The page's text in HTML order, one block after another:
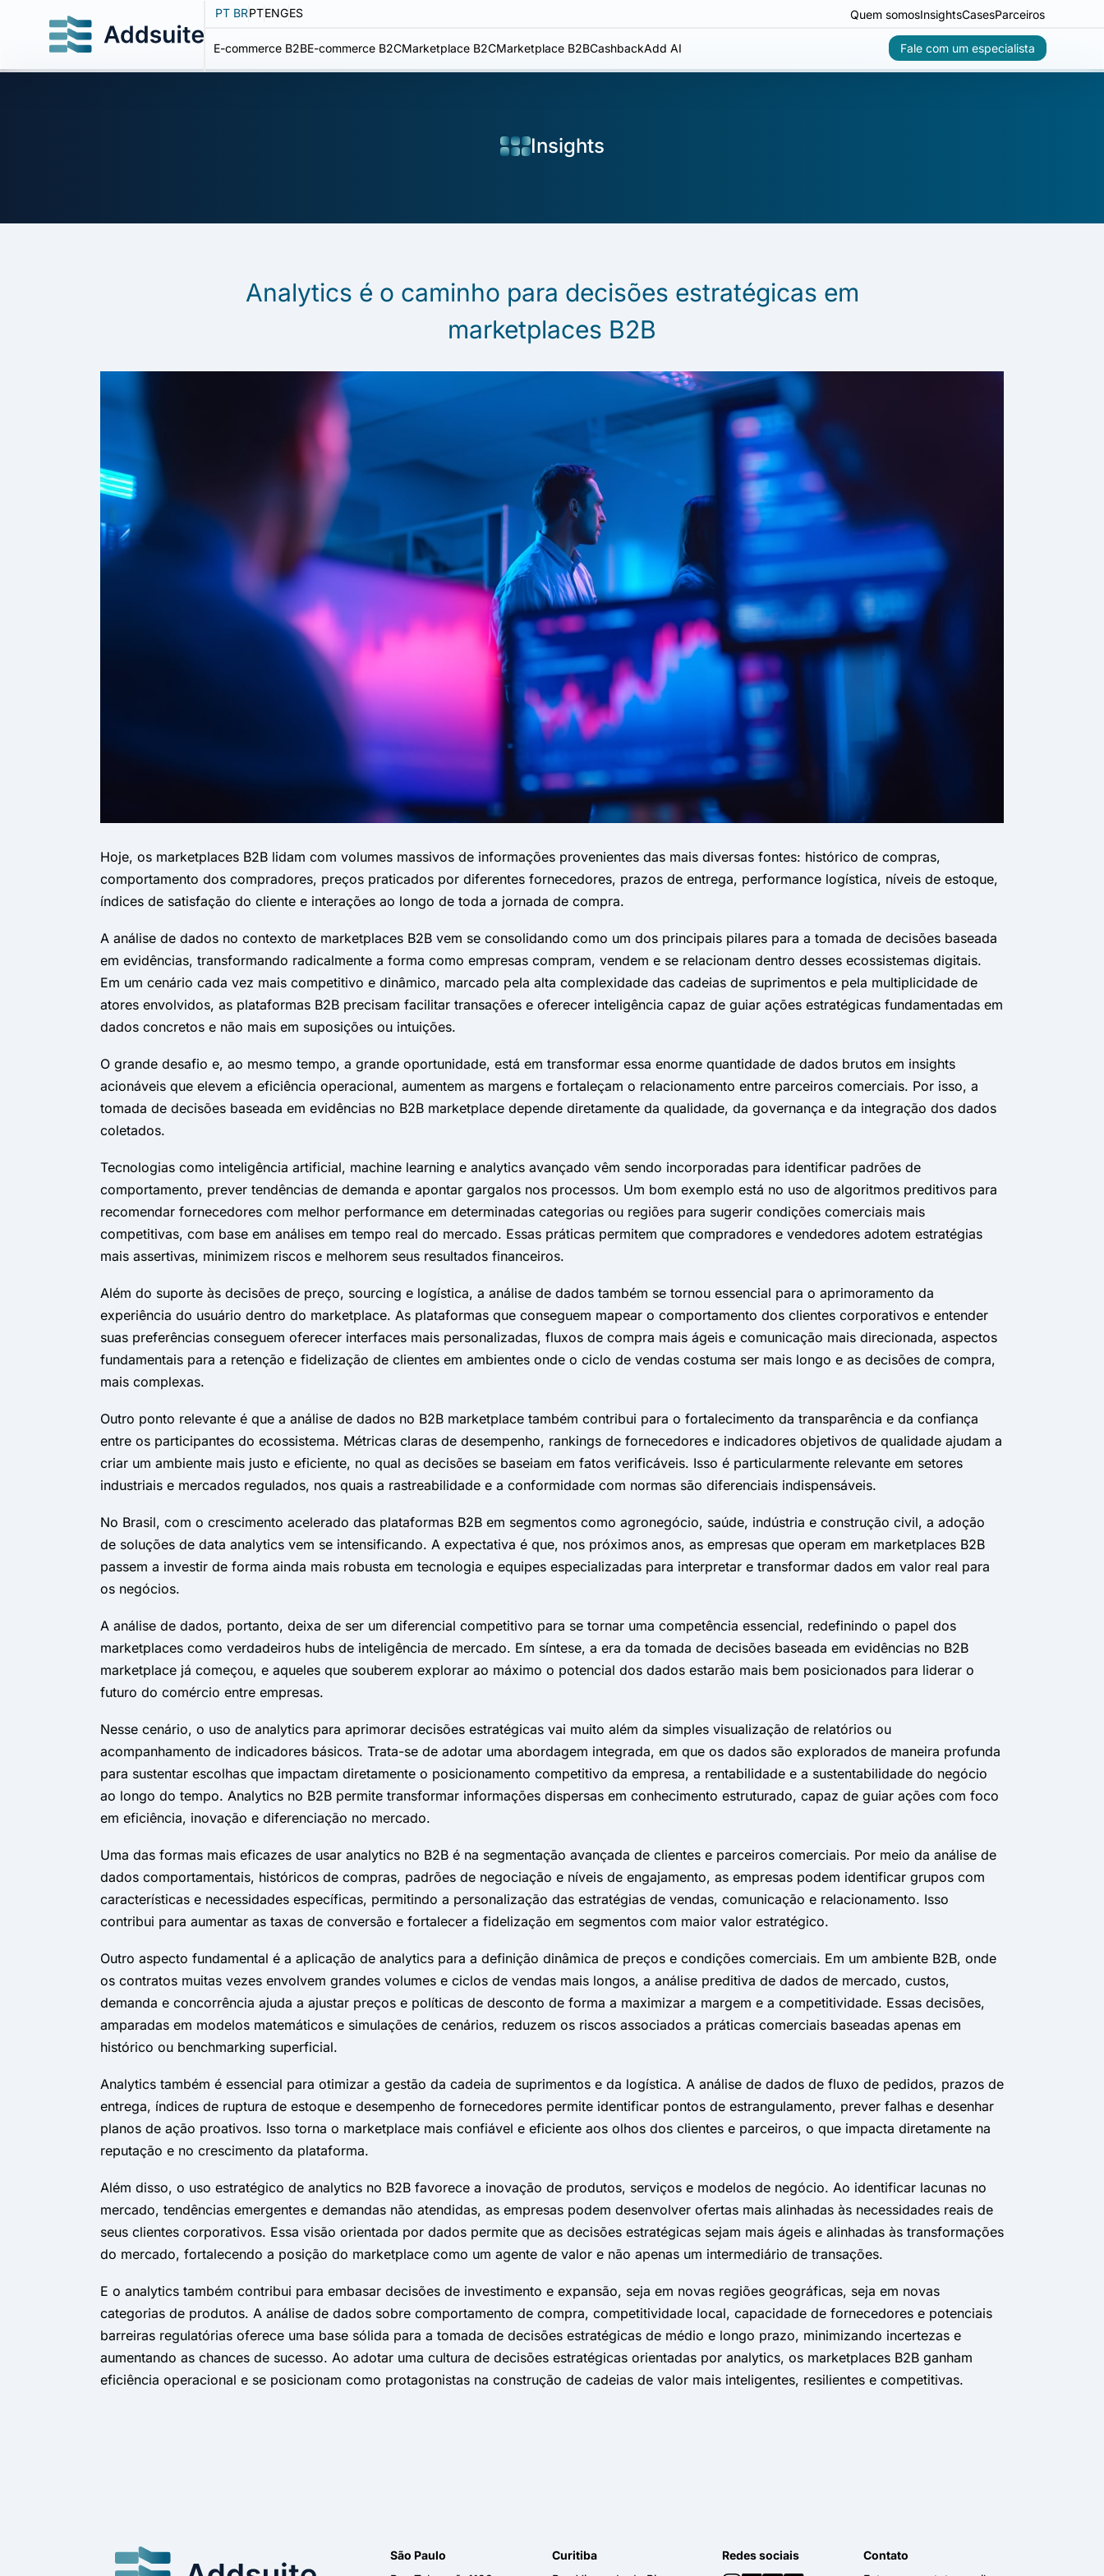
PT BRPTENGES Quem somosInsightsCasesParceiros
E-commerce B2BE-commerce B2CMarketplace B2CMarketplace B2BCashbackAdd AI Fale com um especialista
Insights
Analytics é o caminho para decisões estratégicas em
marketplaces B2B
Hoje, os marketplaces B2B lidam com volumes massivos de informações provenientes das mais diversas fontes: histórico de compras,
comportamento dos compradores, preços praticados por diferentes fornecedores, prazos de entrega, performance logística, níveis de estoque,
índices de satisfação do cliente e interações ao longo de toda a jornada de compra.
A análise de dados no contexto de marketplaces B2B vem se consolidando como um dos principais pilares para a tomada de decisões baseada
em evidências, transformando radicalmente a forma como empresas compram, vendem e se relacionam dentro desses ecossistemas digitais.
Em um cenário cada vez mais competitivo e dinâmico, marcado pela alta complexidade das cadeias de suprimentos e pela multiplicidade de
atores envolvidos, as plataformas B2B precisam facilitar transações e oferecer inteligência capaz de guiar ações estratégicas fundamentadas em
dados concretos e não mais em suposições ou intuições.
O grande desafio e, ao mesmo tempo, a grande oportunidade, está em transformar essa enorme quantidade de dados brutos em insights
acionáveis que elevem a eficiência operacional, aumentem as margens e fortaleçam o relacionamento entre parceiros comerciais. Por isso, a
tomada de decisões baseada em evidências no B2B marketplace depende diretamente da qualidade, da governança e da integração dos dados
coletados.
Tecnologias como inteligência artificial, machine learning e analytics avançado vêm sendo incorporadas para identificar padrões de
comportamento, prever tendências de demanda e apontar gargalos nos processos. Um bom exemplo está no uso de algoritmos preditivos para
recomendar fornecedores com melhor performance em determinadas categorias ou regiões para sugerir condições comerciais mais
competitivas, com base em análises em tempo real do mercado. Essas práticas permitem que compradores e vendedores adotem estratégias
mais assertivas, minimizem riscos e melhorem seus resultados financeiros.
Além do suporte às decisões de preço, sourcing e logística, a análise de dados também se tornou essencial para o aprimoramento da
experiência do usuário dentro do marketplace. As plataformas que conseguem mapear o comportamento dos clientes corporativos e entender
suas preferências conseguem oferecer interfaces mais personalizadas, fluxos de compra mais ágeis e comunicação mais direcionada, aspectos
fundamentais para a retenção e fidelização de clientes em ambientes onde o ciclo de vendas costuma ser mais longo e as decisões de compra,
mais complexas.
Outro ponto relevante é que a análise de dados no B2B marketplace também contribui para o fortalecimento da transparência e da confiança
entre os participantes do ecossistema. Métricas claras de desempenho, rankings de fornecedores e indicadores objetivos de qualidade ajudam a
criar um ambiente mais justo e eficiente, no qual as decisões se baseiam em fatos verificáveis. Isso é particularmente relevante em setores
industriais e mercados regulados, nos quais a rastreabilidade e a conformidade com normas são diferenciais indispensáveis.
No Brasil, com o crescimento acelerado das plataformas B2B em segmentos como agronegócio, saúde, indústria e construção civil, a adoção
de soluções de data analytics vem se intensificando. A expectativa é que, nos próximos anos, as empresas que operam em marketplaces B2B
passem a investir de forma ainda mais robusta em tecnologia e equipes especializadas para interpretar e transformar dados em valor real para
os negócios.
A análise de dados, portanto, deixa de ser um diferencial competitivo para se tornar uma competência essencial, redefinindo o papel dos
marketplaces como verdadeiros hubs de inteligência de mercado. Em síntese, a era da tomada de decisões baseada em evidências no B2B
marketplace já começou, e aqueles que souberem explorar ao máximo o potencial dos dados estarão mais bem posicionados para liderar o
futuro do comércio entre empresas.
Nesse cenário, o uso de analytics para aprimorar decisões estratégicas vai muito além da simples visualização de relatórios ou
acompanhamento de indicadores básicos. Trata-se de adotar uma abordagem integrada, em que os dados são explorados de maneira profunda
para sustentar escolhas que impactam diretamente o posicionamento competitivo da empresa, a rentabilidade e a sustentabilidade do negócio
ao longo do tempo. Analytics no B2B permite transformar informações dispersas em conhecimento estruturado, capaz de guiar ações com foco
em eficiência, inovação e diferenciação no mercado.
Uma das formas mais eficazes de usar analytics no B2B é na segmentação avançada de clientes e parceiros comerciais. Por meio da análise de
dados comportamentais, históricos de compras, padrões de negociação e níveis de engajamento, as empresas podem identificar grupos com
características e necessidades específicas, permitindo a personalização das estratégias de vendas, comunicação e relacionamento. Isso
contribui para aumentar as taxas de conversão e fortalecer a fidelização em segmentos com maior valor estratégico.
Outro aspecto fundamental é a aplicação de analytics para a definição dinâmica de preços e condições comerciais. Em um ambiente B2B, onde
os contratos muitas vezes envolvem grandes volumes e ciclos de vendas mais longos, a análise preditiva de dados de mercado, custos,
demanda e concorrência ajuda a ajustar preços e políticas de desconto de forma a maximizar a margem e a competitividade. Essas decisões,
amparadas em modelos matemáticos e simulações de cenários, reduzem os riscos associados a práticas comerciais baseadas apenas em
histórico ou benchmarking superficial.
Analytics também é essencial para otimizar a gestão da cadeia de suprimentos e da logística. A análise de dados de fluxo de pedidos, prazos de
entrega, índices de ruptura de estoque e desempenho de fornecedores permite identificar pontos de estrangulamento, prever falhas e desenhar
planos de ação proativos. Isso torna o marketplace mais confiável e eficiente aos olhos dos clientes e parceiros, o que impacta diretamente na
reputação e no crescimento da plataforma.
Além disso, o uso estratégico de analytics no B2B favorece a inovação de produtos, serviços e modelos de negócio. Ao identificar lacunas no
mercado, tendências emergentes e demandas não atendidas, as empresas podem desenvolver ofertas mais alinhadas às necessidades reais de
seus clientes corporativos. Essa visão orientada por dados permite que as decisões estratégicas sejam mais ágeis e alinhadas às transformações
do mercado, fortalecendo a posição do marketplace como um agente de valor e não apenas um intermediário de transações.
E o analytics também contribui para embasar decisões de investimento e expansão, seja em novas regiões geográficas, seja em novas
categorias de produtos. A análise de dados sobre comportamento de compra, competitividade local, capacidade de fornecedores e potenciais
barreiras regulatórias oferece uma base sólida para a tomada de decisões estratégicas de médio e longo prazo, minimizando incertezas e
aumentando as chances de sucesso. Ao adotar uma cultura de decisões estratégicas orientadas por analytics, os marketplaces B2B ganham
eficiência operacional e se posicionam como protagonistas na construção de cadeias de valor mais inteligentes, resilientes e competitivas.
São Paulo
Curitiba
Redes sociais
Contato